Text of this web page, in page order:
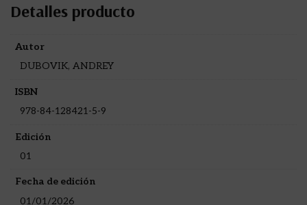
Detalles producto
Autor
DUBOVIK, ANDREY
ISBN
978-84-128421-5-9
Edición
01
Fecha de edición
01/01/2026